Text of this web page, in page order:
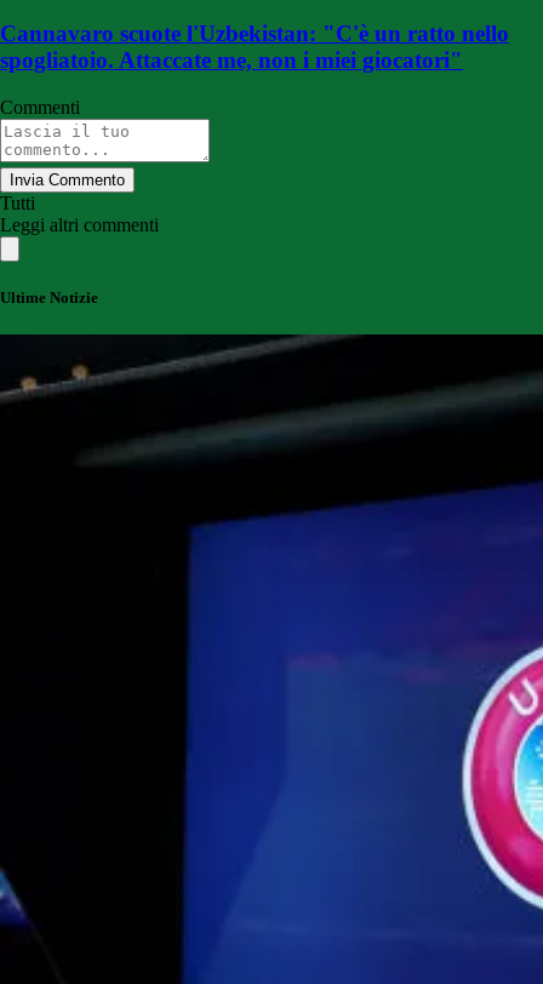
Cannavaro scuote l'Uzbekistan: "C'è un ratto nello
spogliatoio. Attaccate me, non i miei giocatori"
Commenti
Invia Commento
Tutti
Leggi altri commenti
Ultime Notizie